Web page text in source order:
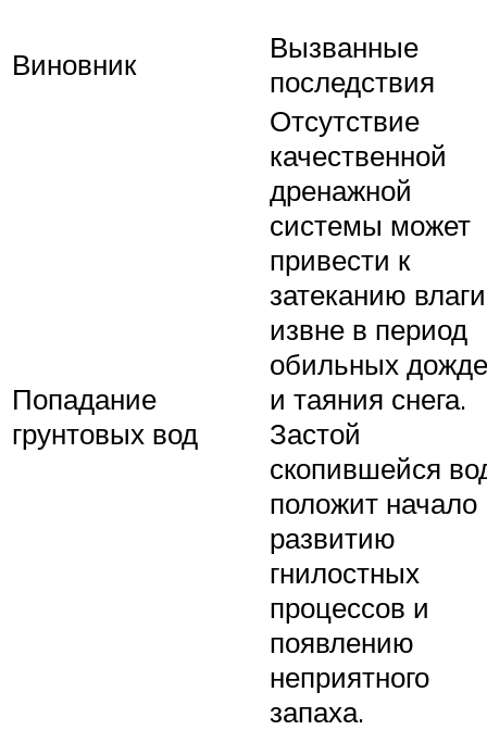
Виновник
Вызванные
последствия
Попадание
грунтовых вод
Отсутствие
качественной
дренажной
системы может
привести к
затеканию влаги
извне в период
обильных
и таяния снега.
Застой
скопившейся
положит начало
развитию
гнилостных
процессов и
появлению
неприятного
запаха.